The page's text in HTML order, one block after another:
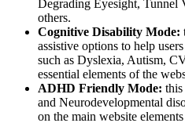
Degrading Eyesight, Tunnel
others.
Cognitive Disability Mode:
assistive options to help
such as Dyslexia, Autism,
essential elements of the
ADHD Friendly Mode:
and Neurodevelopmental
on the main website